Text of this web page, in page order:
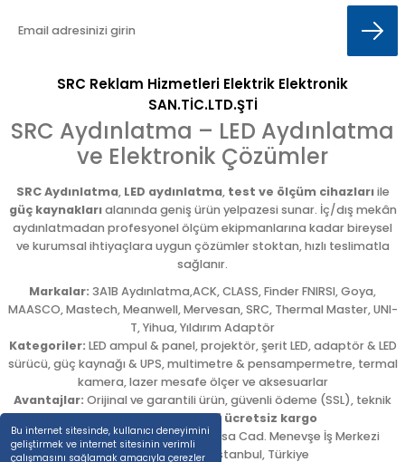
Bu internet sitesinde, kullanıcı deneyimini
geliştirmek ve internet sitesinin verimli
çalışmasını sağlamak amacıyla çerezler
SRC Reklam Hizmetleri Elektrik Elektronik
SAN.TİC.LTD.ŞTİ
SRC Aydınlatma – LED Aydınlatma
ve Elektronik Çözümler
SRC Aydınlatma, LED aydınlatma, test ve ölçüm cihazlarıile
güç kaynaklarıalanında geniş ürün yelpazesi sunar. İç/dış mekân
aydınlatmadan profesyonel ölçüm ekipmanlarına kadar bireysel
ve kurumsal ihtiyaçlara uygun çözümler stoktan, hızlı teslimatla
sağlanır.
Markalar: 3A1B Aydınlatma,ACK, CLASS, Finder FNIRSI, Goya,
MAASCO, Mastech, Meanwell, Mervesan, SRC, Thermal Master, UNI-
T, Yihua, Yıldırım Adaptör
Kategoriler: LED ampul & panel, projektör, şerit LED, adaptör & LED
sürücü, güç kaynağı & UPS, multimetre & pensampermetre, termal
kamera, lazer mesafe ölçer ve aksesuarlar
Avantajlar: Orijinal ve garantili ürün, güvenli ödeme (SSL), teknik
destek,5.000 TL üzeri ücretsiz kargo
Adres: Emekyemez Mah. Okçumusa Cad. Menevşe İş Merkezi
No:22/58,Beyoğlu/ İstanbul, Türkiye